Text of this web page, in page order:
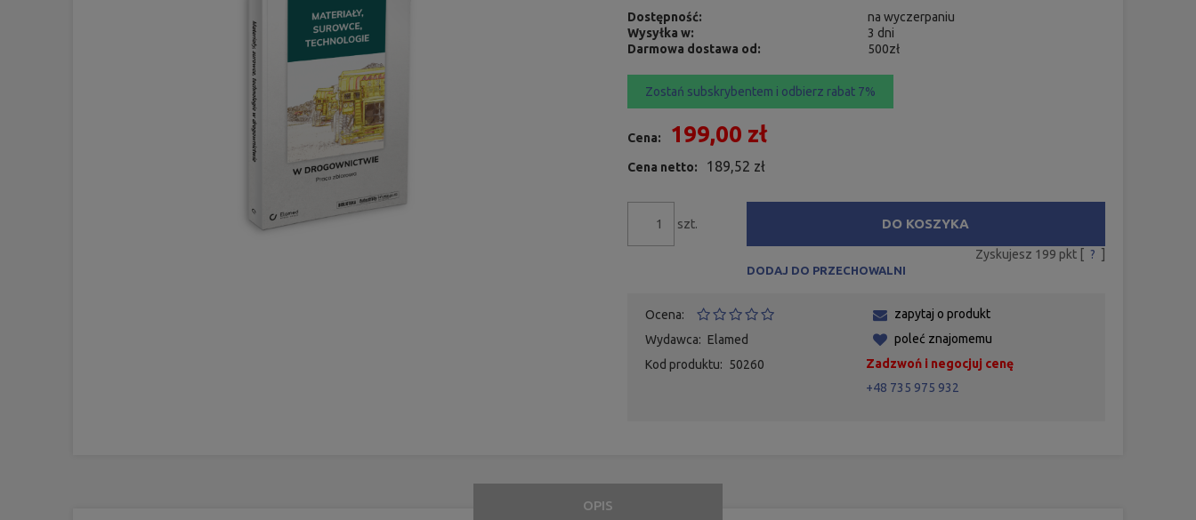
Dostępność:
na wyczerpaniu
Wysyłka w:
3 dni
Darmowa dostawa od:
500zł
Zostań subskrybentem i odbierz rabat 7%
Cena: 199,00 zł
Cena netto: 189,52 zł
szt. DO KOSZYKA
Zyskujesz 199 pkt [ ?
DODAJ DO PRZECHOWALNI
Ocena:
Wydawca: Elamed
Kod produktu: 50260
zapytaj o produkt
poleć znajomemu
Zadzwoń i negocjuj cenę
+48 735 975 932
OPIS